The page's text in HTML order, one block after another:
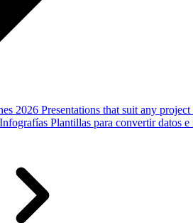
2026 Presentations that suit any project
Infografías Plantillas para convertir datos